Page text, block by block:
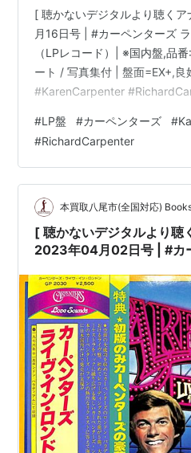
[ 聴かないデジタルより聴く
月16日号 | #カーペンターズ
（LPレコード）| ※国内盤,品
ート / 写真集付 | 盤面=EX+,良
#KarenCarpenter
インサート、写真集付]［盤面
良好,EX,少しシミ]［※保護内袋
す］※［店舗併売の為、時間
#LP盤 #カーペンターズ #
#RichardCarpenter
本買取八尾市(全国対応)
[ 聴かないデジタルより聴
2023年04月02日号 | #カーペン
番:GP-2030 | 帯付 / イン
=EX+,良好 ジャケット=良
#KarenCarpenter
carpenters 他 |